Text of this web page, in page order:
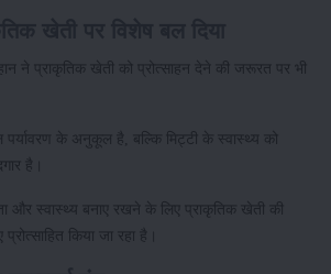
ने प्राकृतिक खेती को प्रोत्साहन देने की जरूरत पर भी
पर्यावरण के अनुकूल है, बल्कि मिट्टी के स्वास्थ्य को
है।
और स्वास्थ्य बनाए रखने के लिए प्राकृतिक खेती की
किया जा रहा है।